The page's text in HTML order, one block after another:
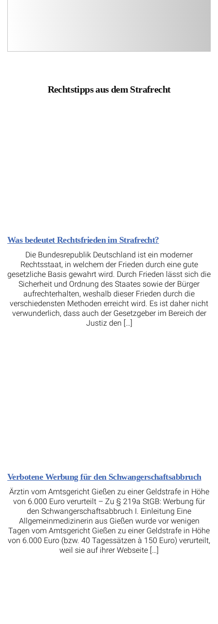
Rechtstipps aus dem Strafrecht
Was bedeutet Rechtsfrieden im Strafrecht?
Die Bundesrepublik Deutschland ist ein moderner
Rechtsstaat, in welchem der Frieden durch eine gute
gesetzliche Basis gewahrt wird. Durch Frieden lässt sich die
Sicherheit und Ordnung des Staates sowie der Bürger
aufrechterhalten, weshalb dieser Frieden durch die
verschiedensten Methoden erreicht wird. Es ist daher nicht
verwunderlich, dass auch der Gesetzgeber im Bereich der
Justiz den […]
Verbotene Werbung für den Schwangerschaftsabbruch
Ärztin vom Amtsgericht Gießen zu einer Geldstrafe in Höhe
von 6.000 Euro verurteilt – Zu § 219a StGB: Werbung für
den Schwangerschaftsabbruch I. Einleitung Eine
Allgemeinmedizinerin aus Gießen wurde vor wenigen
Tagen vom Amtsgericht Gießen zu einer Geldstrafe in Höhe
von 6.000 Euro (bzw. 40 Tagessätzen à 150 Euro) verurteilt,
weil sie auf ihrer Webseite […]